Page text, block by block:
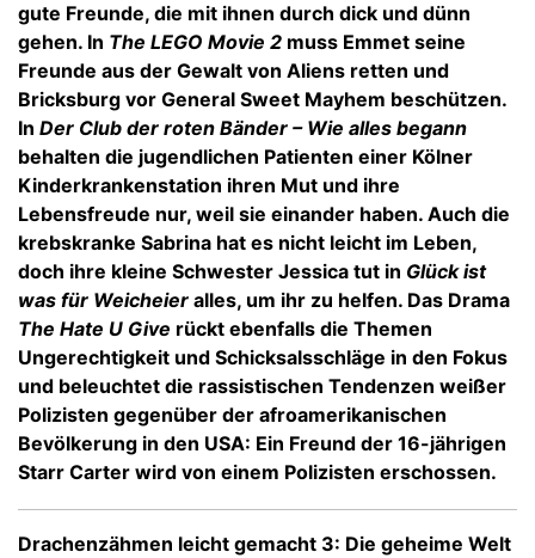
gute Freunde, die mit ihnen durch dick und dünn
gehen. In The LEGO Movie 2 muss Emmet seine
Freunde aus der Gewalt von Aliens retten und
Bricksburg vor General Sweet Mayhem beschützen.
In Der Club der roten Bänder – Wie alles begann
behalten die jugendlichen Patienten einer Kölner
Kinderkrankenstation ihren Mut und ihre
Lebensfreude nur, weil sie einander haben. Auch die
krebskranke Sabrina hat es nicht leicht im Leben,
doch ihre kleine Schwester Jessica tut in Glück ist
was für Weicheier alles, um ihr zu helfen. Das Drama
The Hate U Give rückt ebenfalls die Themen
Ungerechtigkeit und Schicksalsschläge in den Fokus
und beleuchtet die rassistischen Tendenzen weißer
Polizisten gegenüber der afroamerikanischen
Bevölkerung in den USA: Ein Freund der 16-jährigen
Starr Carter wird von einem Polizisten erschossen.
Drachenzähmen leicht gemacht 3: Die geheime Welt